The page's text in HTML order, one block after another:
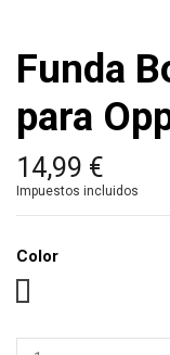
Funda
para
14,99 €
Impuestos incluidos
Color